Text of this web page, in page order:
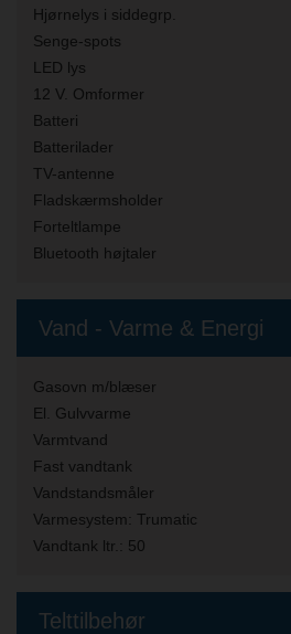
Hjørnelys i siddegrp.
Senge-spots
LED lys
12 V. Omformer
Batteri
Batterilader
TV-antenne
Fladskærmsholder
Forteltlampe
Bluetooth højtaler
Vand - Varme & Energi
Gasovn m/blæser
El. Gulvvarme
Varmtvand
Fast vandtank
Vandstandsmåler
Varmesystem: Trumatic
Vandtank ltr.: 50
Telttilbehør